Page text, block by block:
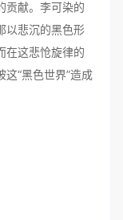
贡献。李可染的
以悲沉的黑色形
在这悲怆旋律的
“黑色世界”造成